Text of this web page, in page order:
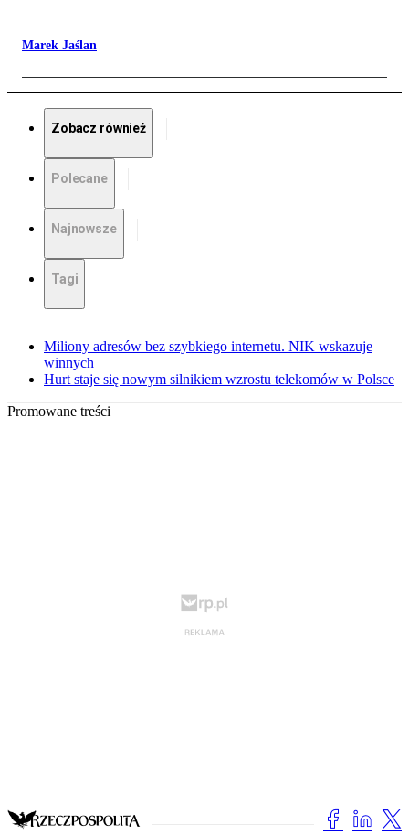
Marek Jaślan
Zobacz również
Polecane
Najnowsze
Tagi
Miliony adresów bez szybkiego internetu. NIK wskazuje
winnych
Hurt staje się nowym silnikiem wzrostu telekomów w Polsce
Promowane treści